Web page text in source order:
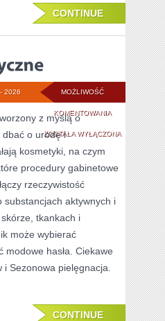
CONTINUE
MOŻLIWOŚĆ
KOMENTOWANIANOWOŚCI
KOSMETYCZNE
ZOSTAŁA WYŁĄCZONA
2026
z myślą o
o urodę i
kosmetyki, na czym
procedury gabinetowe
rzeczywistość
substancjach aktywnych i
tkankach i
może wybierać
hasła. Ciekawe
Sezonowa pielęgnacja.
CONTINUE